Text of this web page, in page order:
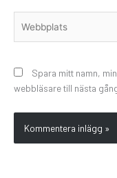
Spara mitt namn,
webbläsare till nästa